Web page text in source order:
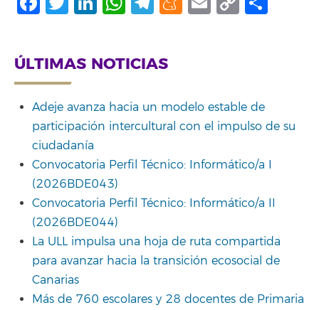
ÚLTIMAS NOTICIAS
Adeje avanza hacia un modelo estable de
participación intercultural con el impulso de su
ciudadanía
Convocatoria Perfil Técnico: Informático/a I
(2026BDE043)
Convocatoria Perfil Técnico: Informático/a II
(2026BDE044)
La ULL impulsa una hoja de ruta compartida
para avanzar hacia la transición ecosocial de
Canarias
Más de 760 escolares y 28 docentes de Primaria